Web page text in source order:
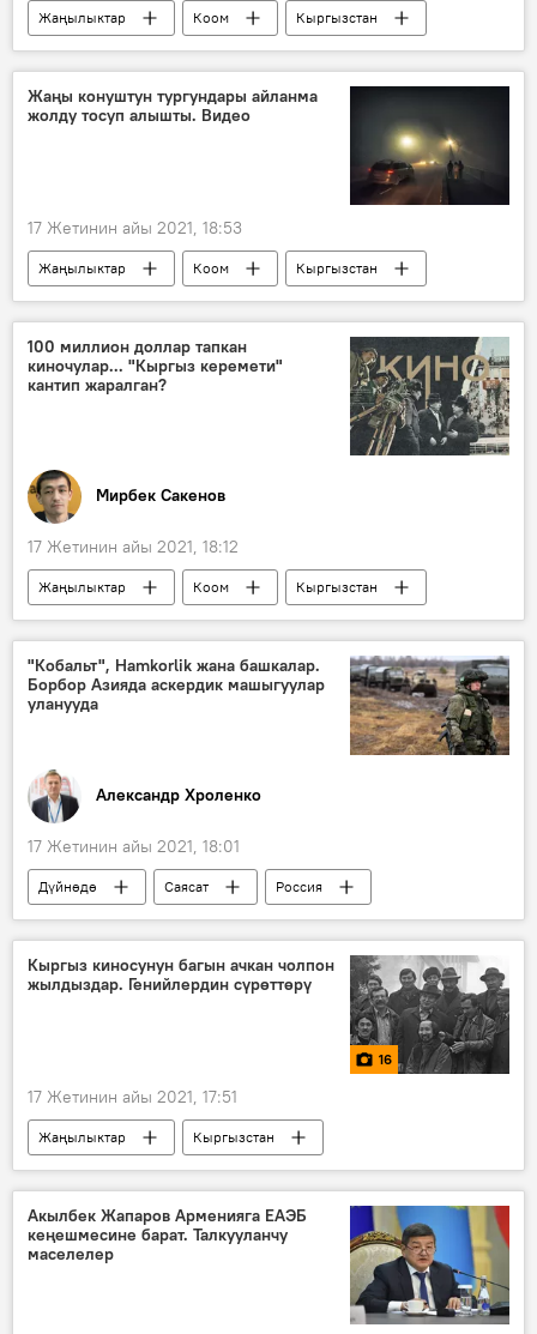
Жаңылыктар Коом
Кыргызстан
"Газпром Кыргызстан" ЖЧКсы
газ
Бишкек
Газдаштыруу
Жаңы конуштун тургундары айланма
жолду тосуп алышты. Видео
17 Жетинин айы 2021, 18:53
Жаңылыктар Коом
Кыргызстан
жаңы конуштар
электр жарыгы
нааразычылык
"Түндүк Электр" ишканасы
100 миллион доллар тапкан
киночулар... "Кыргыз керемети"
кантип жаралган?
Мирбек Сакенов
17 Жетинин айы 2021, 18:12
Жаңылыктар Коом
Кыргызстан
Маданият
Лонгрид
Мультимедиа
кино
Болот Шамшиев
Төлөгөн Касымбеков
Чыңгыз Айтматов
Кыргызфильм
Талгат Нигматулин
Төлөмүш Океев
"Кобальт", Hamkorlik жана башкалар.
Борбор Азияда аскердик машыгуулар
уланууда
Александр Хроленко
17 Жетинин айы 2021, 18:01
Дүйнөдө Саясат
Россия
Азия
Колумнисттер
Афганистан
"Талибан" кыймылы
Кыргыз киносунун багын ачкан чолпон
жылдыздар. Генийлердин сүрөттөрү
16
17 Жетинин айы 2021, 17:51
Жаңылыктар
Кыргызстан
Маданият
Сүрөт
Мультимедиа
фильм
Кыргызфильм
Сүрөт түрмөк
Акылбек Жапаров Арменияга ЕАЭБ
кеңешмесине барат. Талкууланчу
маселелер